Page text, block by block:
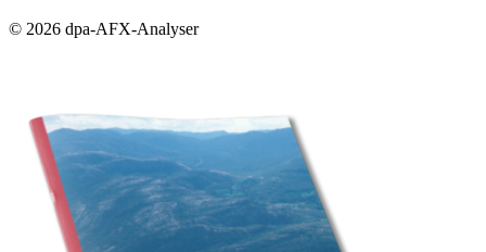
© 2026 dpa-AFX-Analyser